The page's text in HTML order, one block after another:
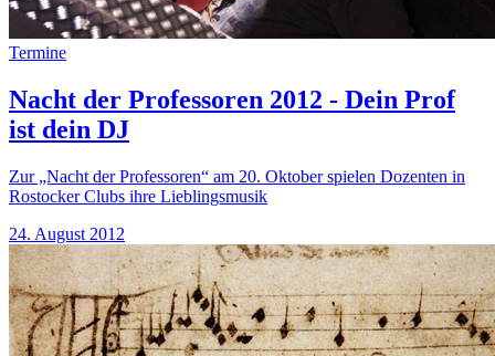
Termine
Nacht der Professoren 2012 - Dein Prof
ist dein DJ
Zur „Nacht der Professoren“ am 20. Oktober spielen Dozenten in
Rostocker Clubs ihre Lieblingsmusik
24. August 2012